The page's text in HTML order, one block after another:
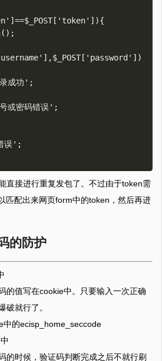
直接进行重复发包了。不过由于token需
匹配出来网页form中的token，然后再进
的防护
的值写在cookie中。只要输入一次正确
破就行了。
中的ecisp_home_seccode
的时候，验证码判断完成之后不就行刷